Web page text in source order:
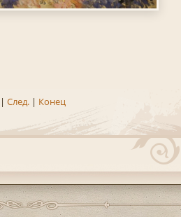
| След. | Конец